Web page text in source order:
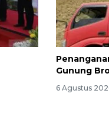
Gunung
6 Agustus